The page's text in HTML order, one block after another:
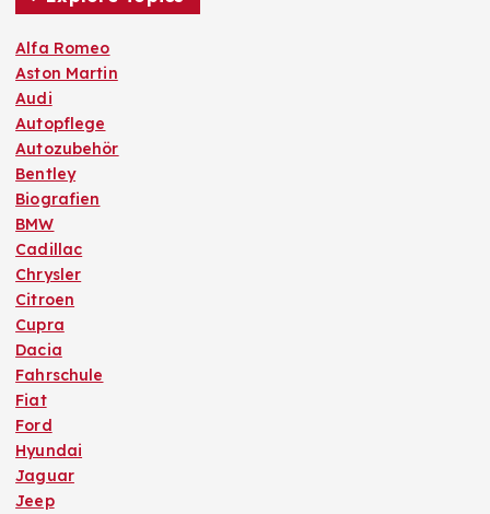
Alfa Romeo
Aston Martin
Audi
Autopflege
Autozubehör
Bentley
Biografien
BMW
Cadillac
Chrysler
Citroen
Cupra
Dacia
Fahrschule
Fiat
Ford
Hyundai
Jaguar
Jeep